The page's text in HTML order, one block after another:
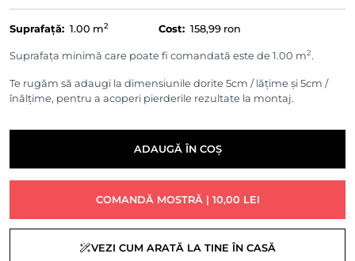
Suprafață: 1.00 m2 Cost: 158,99 ron
Suprafața minimă care poate fi comandată este de 1.00 m2.
Te rugăm să adaugi la dimensiunile dorite 5cm / lățime și 5cm /
înălțime, pentru a acoperi pierderile rezultate la montaj.
ADAUGĂ ÎN COȘ
COMANDĂ MOSTRĂ | 10,00 LEI
VEZI CUM ARATĂ LA TINE ÎN CASĂ